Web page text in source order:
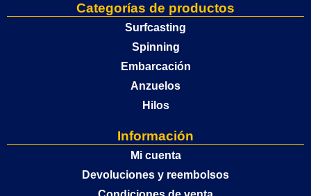
Categorías de productos
Surfcasting
Spinning
Embarcación
Anzuelos
Hilos
Información
Mi cuenta
Devoluciones y reembolsos